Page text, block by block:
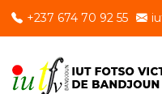
+237 674 70 92 55